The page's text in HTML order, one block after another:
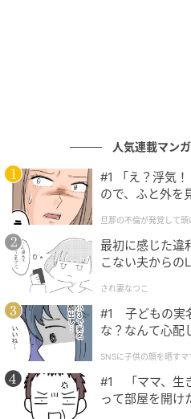
人気連載マン
#1 「え？浮気
ので、ふと外を
クチャにしてや
旦那の不倫が発覚して
最初に感じた違
こない夫からの
され妻なつこ
#1 子どもの実
な？なんて心配
SNSに子供の顔を晒すマ
#1 「ママ、生
って部屋を開け